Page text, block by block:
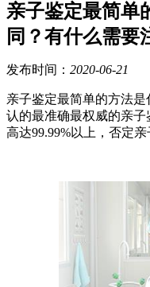
亲子鉴定最简单
同？有什么需要
发布时间： 2020-06-21
亲子鉴定最简单的方法是
认的最准确最权威的亲
高达99.99%以上，否定亲